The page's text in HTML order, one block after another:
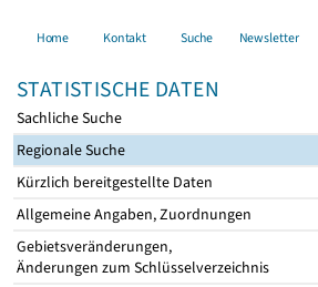
Home Kontakt Suche Newsletter
STATISTISCHE DATEN
Sachliche Suche
Regionale Suche
Kürzlich bereitgestellte Daten
Allgemeine Angaben, Zuordnungen
Gebietsveränderungen,
Änderungen zum Schlüsselverzeichnis